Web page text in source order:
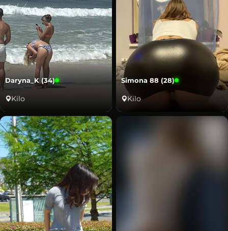
Daryna_K (34)
Kilo
Simona 88 (28)
Kilo